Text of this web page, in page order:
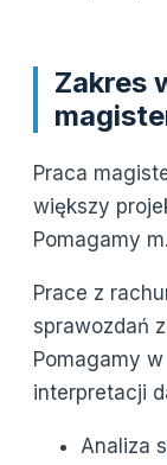
Zakres
Praca
większy
Pomagamy
Prace z
sprawozdań
Pomagamy
interpretacji
Analiza